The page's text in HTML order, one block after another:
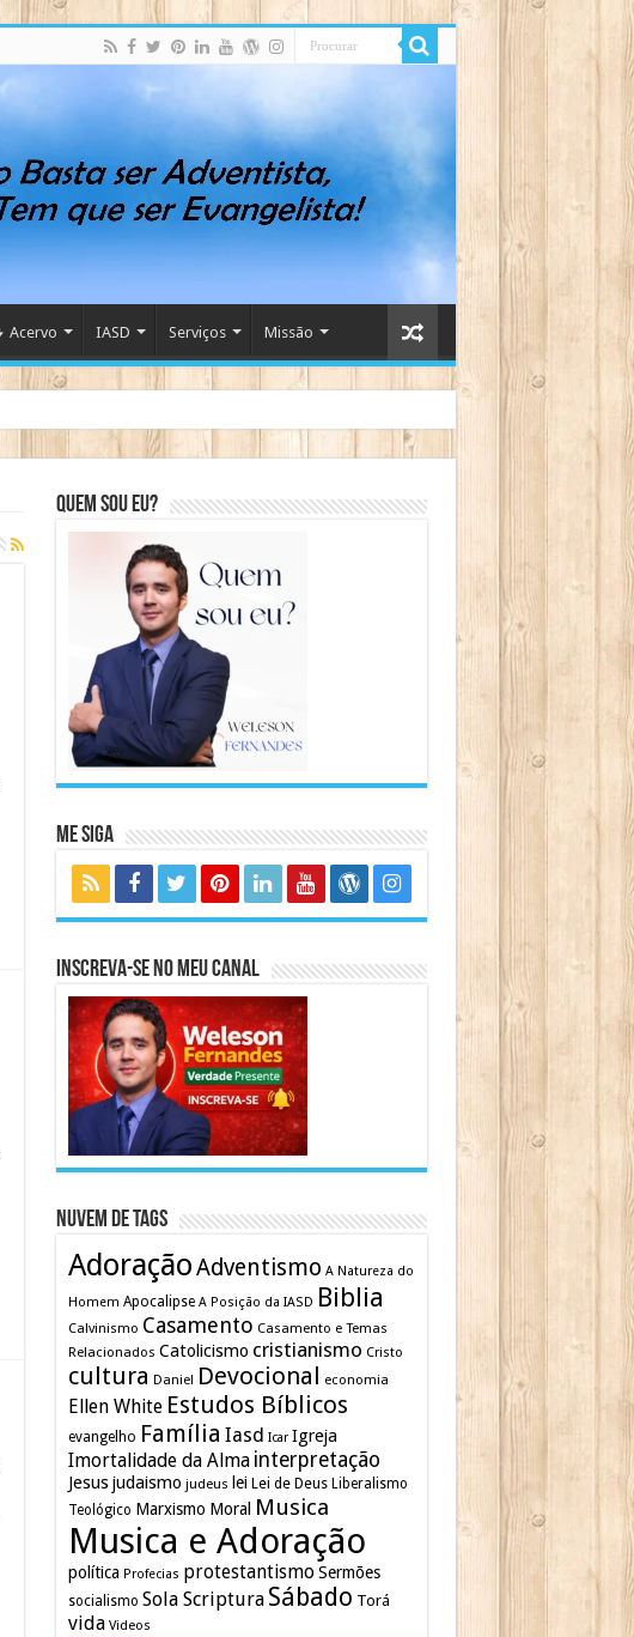
Acervo IASD Serviços Missão
Quem sou eu?
Me Siga
Inscreva-se no meu canal
Nuvem de Tags
AdoraçãoAdventismo A Natureza do
Homem Apocalipse A Posição da IASD Biblia
Calvinismo Casamento Casamento e Temas
Relacionados Catolicismo cristianismo Cristo
cultura Daniel Devocional economia
Ellen White Estudos Bíblicos
evangelho Família Iasd Icar Igreja
Imortalidade da Alma interpretação
Jesus judaismo judeus lei Lei de Deus Liberalismo
Teológico Marxismo Moral Musica
Musica e Adoração
política Profecias protestantismo Sermões
socialismo Sola Scriptura Sábado Torá
vida Videos